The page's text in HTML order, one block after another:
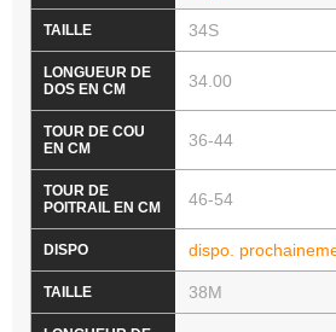
34S
34.00
36-44
46-54
dispo.
38M